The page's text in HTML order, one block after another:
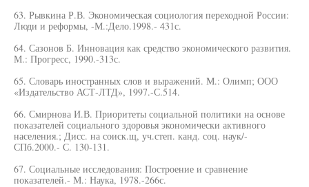
63. Рывкина Р.В. Экономическая социология переходной России:
Люди и реформы, -М.:Дело.1998.- 431с.
64. Сазонов Б. Инновация как средство экономического развития.
М.: Прогресс, 1990.-313с.
65. Словарь иностранных слов и выражений. М.: Олимп; ООО
«Издательство АСТ-ЛТД», 1997.-С.514.
66. Смирнова И.В. Приоритеты социальной политики на основе
показателей социального здоровья экономически активного
населения.; Дисс. на соиск.щ, уч.степ. канд. соц. наук/-
СПб.2000.- С. 130-131.
67. Социальные исследования: Построение и сравнение
показателей.- М.: Наука, 1978.-266с.